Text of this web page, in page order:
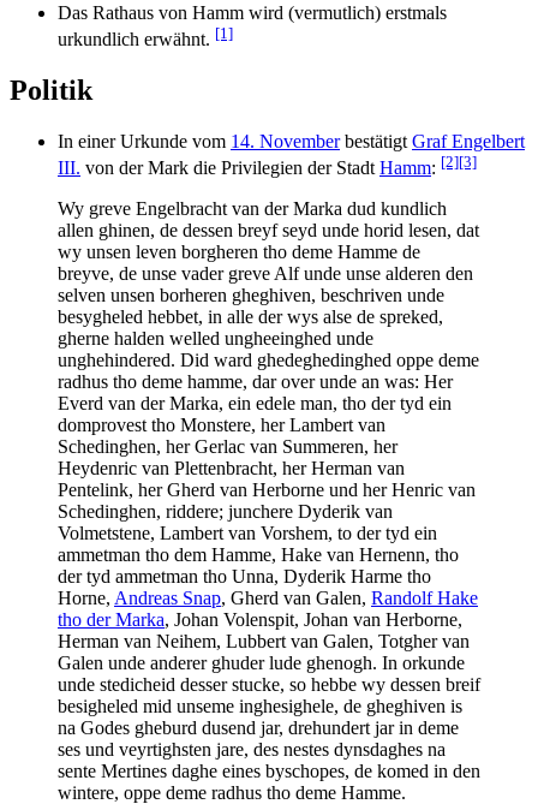
Das Rathaus von Hamm wird (vermutlich) erstmals
urkundlich erwähnt. [1]
Politik
In einer Urkunde vom 14. Novemberbestätigt Graf Engelbert
III. von der Mark die Privilegien der Stadt Hamm: [2][3]
Wy greve Engelbracht van der Marka dud kundlich
allen ghinen, de dessen breyf seyd unde horid lesen, dat
wy unsen leven borgheren tho deme Hamme de
breyve, de unse vader greve Alf unde unse alderen den
selven unsen borheren gheghiven, beschriven unde
besygheled hebbet, in alle der wys alse de spreked,
gherne halden welled ungheeinghed unde
unghehindered. Did ward ghedeghedinghed oppe deme
radhus tho deme hamme, dar over unde an was: Her
Everd van der Marka, ein edele man, tho der tyd ein
domprovest tho Monstere, her Lambert van
Schedinghen, her Gerlac van Summeren, her
Heydenric van Plettenbracht, her Herman van
Pentelink, her Gherd van Herborne und her Henric van
Schedinghen, riddere; junchere Dyderik van
Volmetstene, Lambert van Vorshem, to der tyd ein
ammetman tho dem Hamme, Hake van Hernenn, tho
der tyd ammetman tho Unna, Dyderik Harme tho
Horne, Andreas Snap, Gherd van Galen, Randolf Hake
tho der Marka, Johan Volenspit, Johan van Herborne,
Herman van Neihem, Lubbert van Galen, Totgher van
Galen unde anderer ghuder lude ghenogh. In orkunde
unde stedicheid desser stucke, so hebbe wy dessen breif
besigheled mid unseme inghesighele, de gheghiven is
na Godes gheburd dusend jar, drehundert jar in deme
ses und veyrtighsten jare, des nestes dynsdaghes na
sente Mertines daghe eines byschopes, de komed in den
wintere, oppe deme radhus tho deme Hamme.